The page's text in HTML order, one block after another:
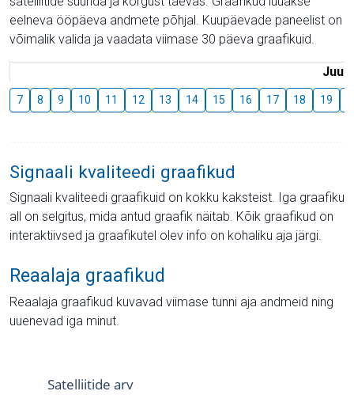
eelneva ööpäeva andmete põhjal. Kuupäevade paneelist on
võimalik valida ja vaadata viimase 30 päeva graafikuid.
Juuli
7 8 9 10 11 12 13 14 15 16 17 18 19
Signaali kvaliteedi graafikud
Signaali kvaliteedi graafikuid on kokku kaksteist. Iga graafiku
all on selgitus, mida antud graafik näitab. Kõik graafikud on
interaktiivsed ja graafikutel olev info on kohaliku aja järgi.
Reaalaja graafikud
Reaalaja graafikud kuvavad viimase tunni aja andmeid ning
uuenevad iga minut.